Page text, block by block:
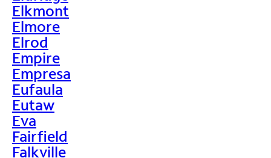
Elkmont
Elmore
Elrod
Empire
Empresa
Eufaula
Eutaw
Eva
Fairfield
Falkville